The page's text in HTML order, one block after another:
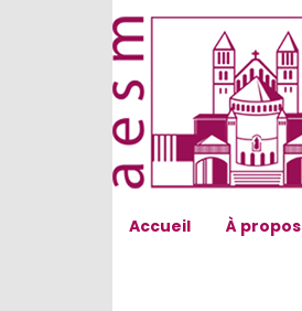
Accueil À propos